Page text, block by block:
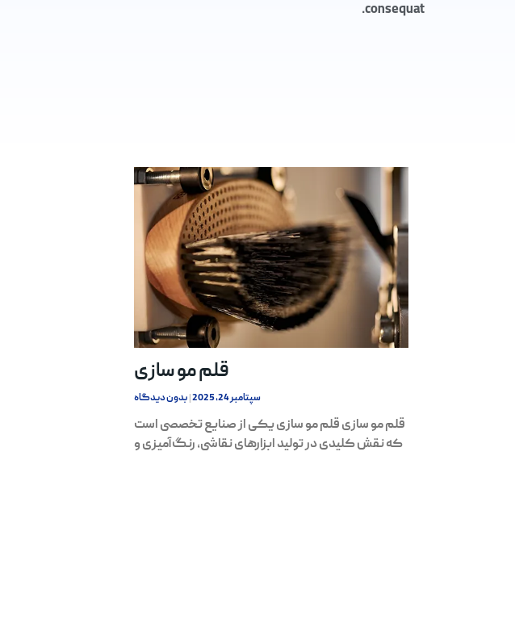
consequat.
قلم مو سازی
سپتامبر 24, 2025 بدون دیدگاه
قلم مو سازی قلم مو سازی یکی از صنایع تخصصی است
که نقش کلیدی در تولید ابزارهای نقاشی، رنگ‌آمیزی و